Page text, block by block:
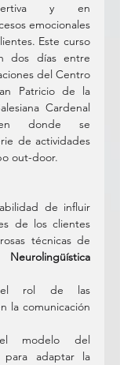
y en
emocionales
Este curso
dos días entre
del Centro
Patricio de la
Cardenal
donde se
de actividades
out-door.
de influir
de los clientes
la comunicación
adaptar la